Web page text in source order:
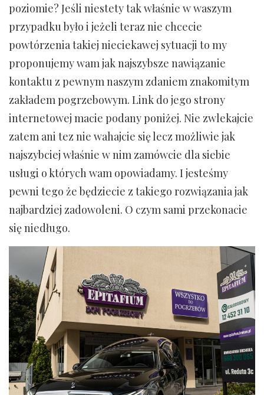
poziomie? Jeśli niestety tak właśnie w waszym
przypadku było i jeżeli teraz nie chcecie
powtórzenia takiej nieciekawej sytuacji to my
proponujemy wam jak najszybsze nawiązanie
kontaktu z pewnym naszym zdaniem znakomitym
zakładem pogrzebowym. Link do jego strony
internetowej macie podany poniżej. Nie zwlekajcie
zatem ani tez nie wahajcie się lecz możliwie jak
najszybciej właśnie w nim zamówcie dla siebie
usługi o których wam opowiadamy. I jesteśmy
pewni tego że będziecie z takiego rozwiązania jak
najbardziej zadowoleni. O czym sami przekonacie
się niedługo.